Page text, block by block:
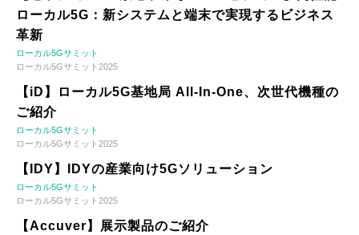
ローカル5G：新システムと端末で実現するビジネス
革新
ローカル5Gサミット
ローカル5Gサミット2025
【iD】ローカル5G基地局 All-In-One、次世代機種の
ご紹介
ローカル5Gサミット
ローカル5Gサミット2025
【IDY】IDYの産業向け5Gソリューション
ローカル5Gサミット
ローカル5Gサミット2025
【Accuver】展示製品のご紹介